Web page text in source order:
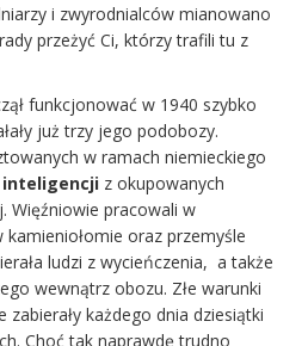
i zwyrodnialców mianowano
przeżyć Ci, którzy trafili tu z
funkcjonować w 1940 szybko
już trzy jego podobozy.
w ramach niemieckiego
z okupowanych
Więźniowie pracowali w
oraz przemyśle
ludzi z wycieńczenia, a także
wewnątrz obozu. Złe warunki
każdego dnia dziesiątki
Choć tak naprawdę trudno